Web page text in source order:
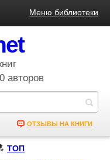
Меню библиотеки
авторов
ОТЗЫВЫ НА КНИГИ
ТОП